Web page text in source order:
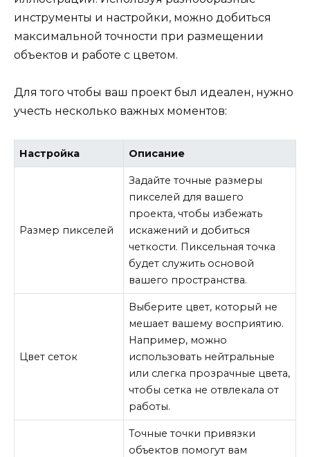
инструменты и настройки, можно добиться
максимальной точности при размещении
объектов и работе с цветом.
Для того чтобы ваш проект был идеален, нужно
учесть несколько важных моментов:
Настройка Описание
Размер пикселей
Задайте точные размеры
пикселей для вашего
проекта, чтобы избежать
искажений и добиться
четкости. Пиксельная точка
будет служить основой
вашего пространства.
Цвет сеток
Выберите цвет, который не
мешает вашему восприятию.
Например, можно
использовать нейтральные
или слегка прозрачные цвета,
чтобы сетка не отвлекала от
работы.
Точные точки привязки
объектов помогут вам